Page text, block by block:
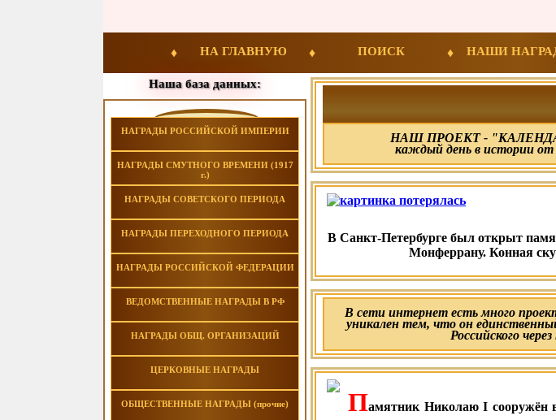
НА ГЛАВНУЮ ПОИСК НАШИ
Наша база данных:
НАГРАДЫ РОССИЙСКОЙ ИМПЕРИИ
НАГРАДЫ СМУТНОГО ВРЕМЕНИ (1917
г.)
НАГРАДЫ СОВЕТСКОГО ПЕРИОДА
НАГРАДЫ ПЕРЕХОДНОГО ПЕРИОДА
НАГРАДЫ РОССИЙСКОЙ ФЕДЕРАЦИИ
ВЕДОМСТВЕННЫЕ НАГРАДЫ В РФ
НАГРАДЫ ОБЩ. ОРГАНИЗАЦИЙ
ЦЕРКОВНЫЕ НАГРАДЫ
ОБЩЕСТВЕННЫЕ НАГРАДЫ (прочие)
НАШ ПРОЕКТ -
каждый день в истории от
В Санкт-Петербурге был открыт
Монферрану. Конная
В сети интернет есть много
уникален тем, что он
Российского
Памятник Николаю I сооружён